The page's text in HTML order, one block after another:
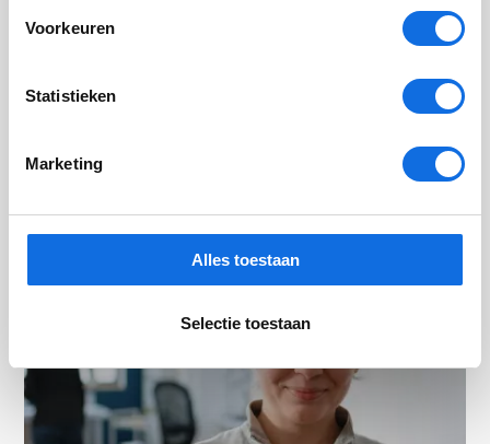
Voorkeuren
Statistieken
Marketing
Alles toestaan
Selectie toestaan